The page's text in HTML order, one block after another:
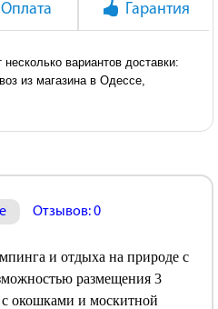
Оплата Гарантия
вариантов доставки:
из магазина в Одессе,
Отзывов: 0
и отдыха на природе с
размещения 3
окошками и москитной